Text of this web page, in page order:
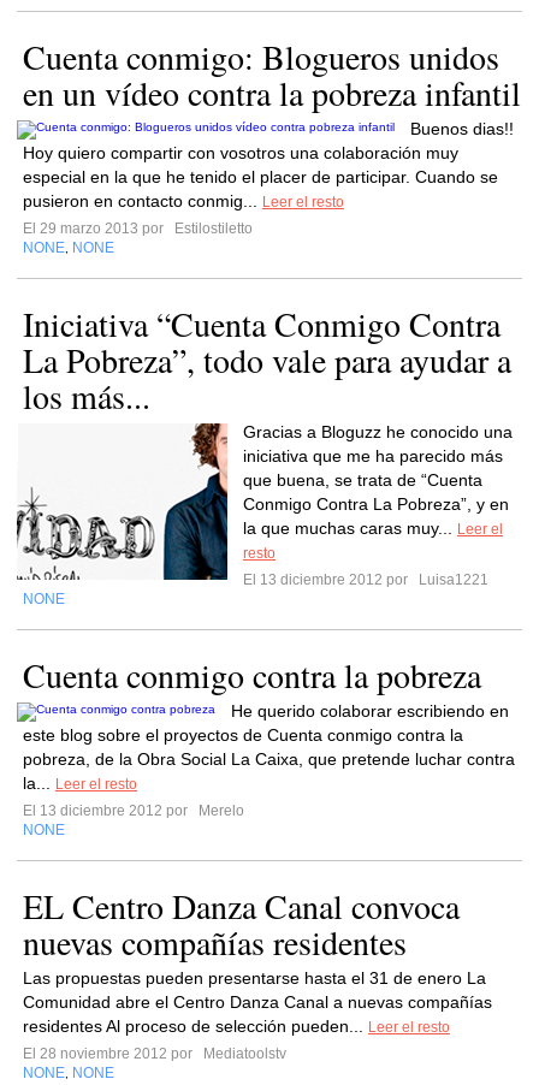
Cuenta conmigo: Blogueros unidos
en un vídeo contra la pobreza infantil
Buenos dias!!
Hoy quiero compartir con vosotros una colaboración muy
especial en la que he tenido el placer de participar. Cuando se
pusieron en contacto conmig...
Leer el resto
El 29 marzo 2013 por
Estilostiletto
NONE NONE
Iniciativa “Cuenta Conmigo Contra
La Pobreza”, todo vale para ayudar a
los más...
Gracias a Bloguzz he conocido una
iniciativa que me ha parecido más
que buena, se trata de “Cuenta
Conmigo Contra La Pobreza”, y en
la que muchas caras muy...
Leer el
resto
El 13 diciembre 2012 por
Luisa1221
NONE
Cuenta conmigo contra la pobreza
He querido colaborar escribiendo en
este blog sobre el proyectos de Cuenta conmigo contra la
pobreza, de la Obra Social La Caixa, que pretende luchar contra
la...
Leer el resto
El 13 diciembre 2012 por
Merelo
NONE
EL Centro Danza Canal convoca
nuevas compañías residentes
Las propuestas pueden presentarse hasta el 31 de enero La
Comunidad abre el Centro Danza Canal a nuevas compañías
residentes Al proceso de selección pueden...
Leer el resto
El 28 noviembre 2012 por
Mediatoolstv
NONE NONE